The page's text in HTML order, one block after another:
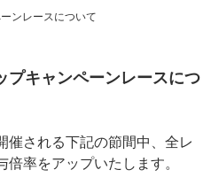
ンレースについて
プキャンペーンレースにつ
催される下記の節間中、全レ
率をアップいたします。